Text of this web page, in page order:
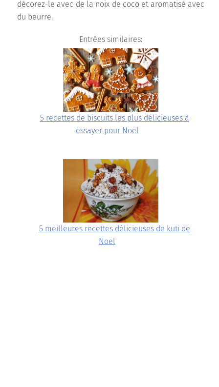
décorez-le avec de la noix de coco et aromatisé avec
du beurre.
Entrées similaires:
5 recettes de biscuits les plus délicieuses à
essayer pour Noël
5 meilleures recettes délicieuses de kuti de
Noël